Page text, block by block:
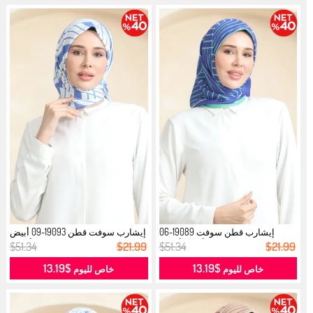
إيشارب قطن سوفت 19089-06
أخضر أزرق...
$51.34 $21.99
خاص لليوم$13.19
إيشارب سوفت قطن 19093-09 أبيض
أزرق...
$51.34 $21.99
خاص لليوم $13.19